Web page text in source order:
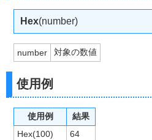
Hex(number)
number 対象の数値
使用例
使用例
結果
Hex(100)
64